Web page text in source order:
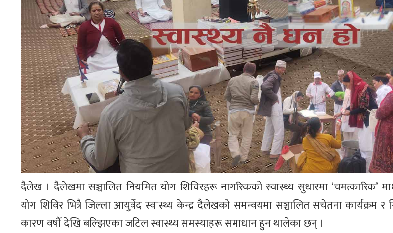
दैलेख । दैलेखमा सञ्चालित नियमित योग शिविरहरू नागरिकको स्वास्थ्य सुधारमा ‘चमत्कारिक’
योग शिविर भित्रै जिल्ला आयुर्वेद स्वास्थ्य केन्द्र दैलेखको समन्वयमा सञ्चालित सचेतना कार्यक्रम
कारण वषौँ देखि बल्झिएका जटिल स्वास्थ्य समस्याहरू समाधान हुन थालेका छन् ।